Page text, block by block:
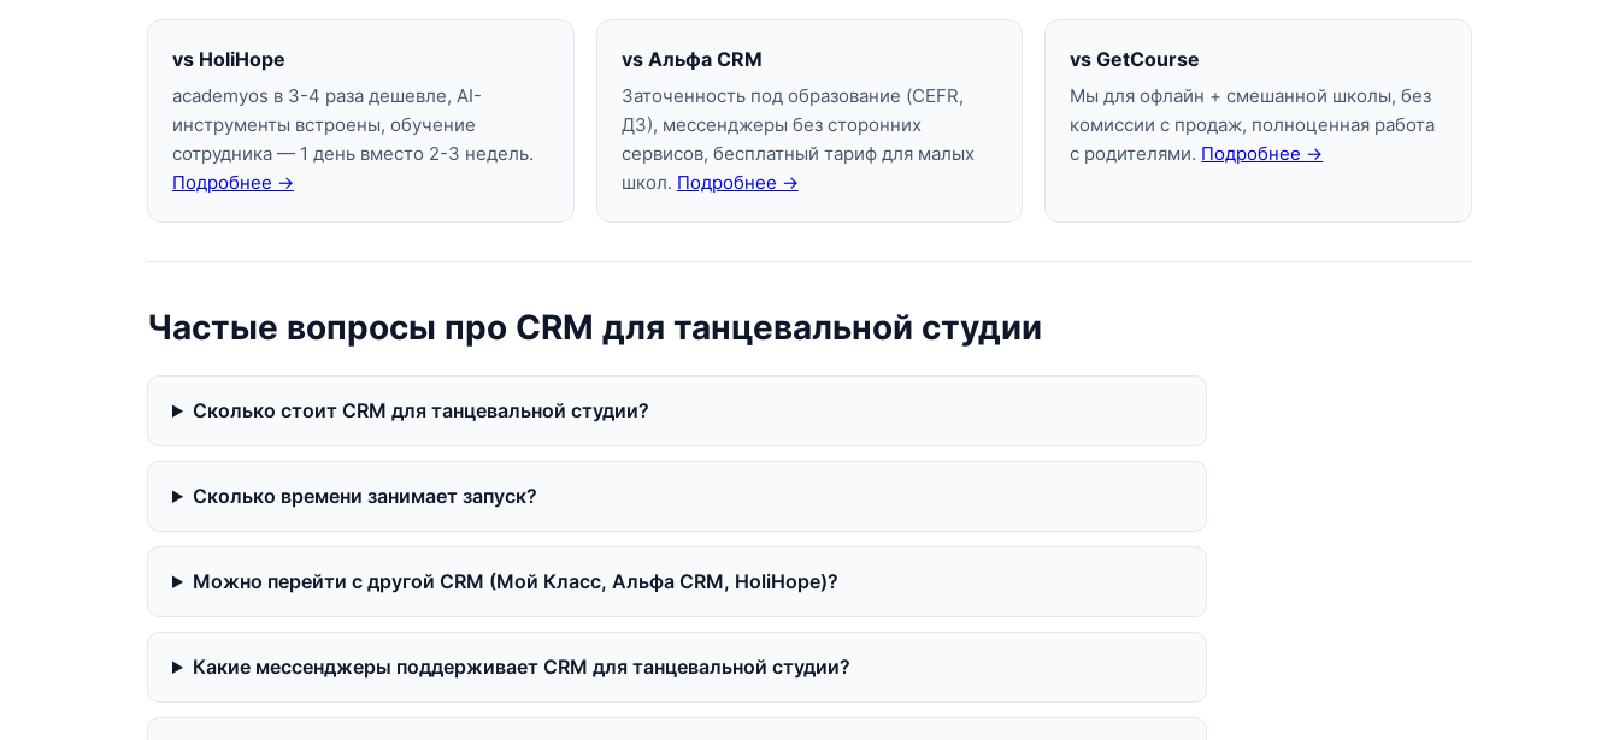
vs HoliHope
academyos в 3-4 раза дешевле, AI-
инструменты встроены, обучение
сотрудника — 1 день вместо 2-3 недель.
Подробнее →
vs Альфа CRM
Заточенность под образование (CEFR,
ДЗ), мессенджеры без сторонних
сервисов, бесплатный тариф для малых
школ. Подробнее →
vs GetCourse
Мы для офлайн + смешанной школы, без
комиссии с продаж, полноценная работа
с родителями. Подробнее →
Частые вопросы про CRM для танцевальной студии
Сколько стоит CRM для танцевальной студии?
Сколько времени занимает запуск?
Можно перейти с другой CRM (Мой Класс, Альфа CRM, HoliHope)?
Какие мессенджеры поддерживает CRM для танцевальной студии?